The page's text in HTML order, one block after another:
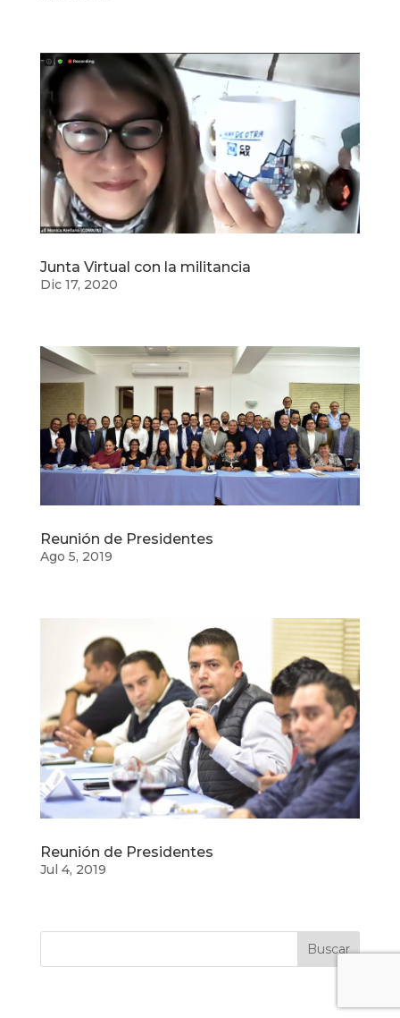
Junta Virtual con la militancia
Dic 17, 2020
Reunión de Presidentes
Ago 5, 2019
Reunión de Presidentes
Jul 4, 2019